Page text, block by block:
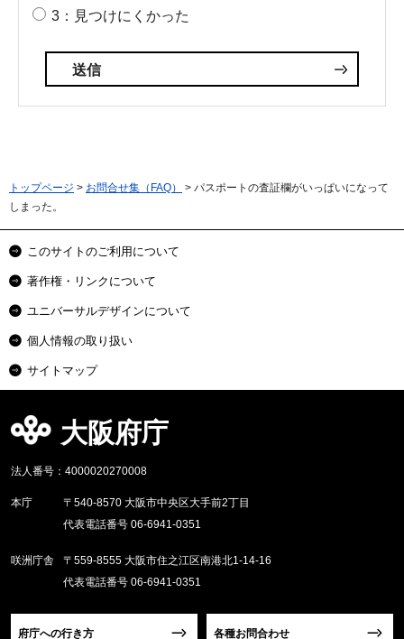
3：見つけにくかった
トップページ > お問合せ集（FAQ）
> パスポートの査証欄がいっぱいになって
しまった。
このサイトのご利用について
著作権・リンクについて
ユニバーサルデザインについて
個人情報の取り扱い
サイトマップ
大阪府庁
法人番号：4000020270008
本庁
〒540-8570 大阪市中央区大手前2丁目
代表電話番号 06-6941-0351
咲洲庁舎
〒559-8555 大阪市住之江区南港北1-14-16
代表電話番号 06-6941-0351
府庁への行き方 各種お問合わせ